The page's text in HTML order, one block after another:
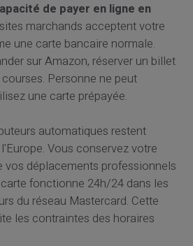
de payer en ligne en
marchands acceptent votre
une carte bancaire normale.
sur Amazon, réserver un billet
Personne ne peut
une carte prépayée.
automatiques restent
Vous conservez votre
vos déplacements professionnels
fonctionne 24h/24 dans les
du réseau Mastercard. Cette
les contraintes des horaires